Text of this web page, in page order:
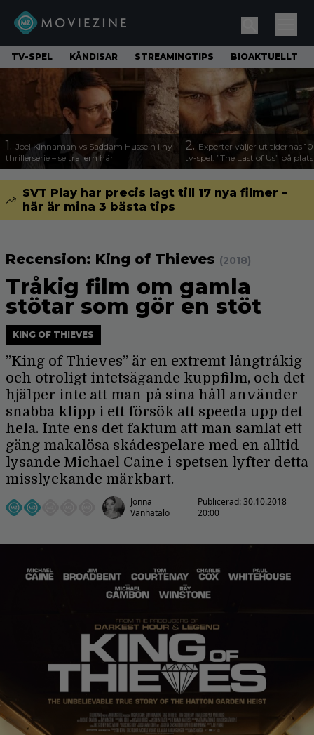
TV-SPEL KÄNDISAR STREAMINGTIPS BIOAKTUELLT
1. Joel Kinnaman vs Saddam Hussein i ny
thrillerserie – se trailern här
2. Experter väljer ut tidernas
tv-spel: ”The Last of Us” på
SVT Play har precis lagt till 17 nya filmer –
här är mina 3 bästa tips
Recension: King of Thieves (2018)
Tråkig film om gamla
stötar som gör en stöt
KING OF THIEVES
”King of Thieves” är en extremt långtråkig
och otroligt intetsägande kuppfilm, och det
hjälper inte att man på sina håll använder
snabba klipp i ett försök att speeda upp det
hela. Inte ens det faktum att man samlat ett
gäng makalösa skådespelare med en alltid
lysande Michael Caine i spetsen lyfter detta
misslyckande märkbart.
Jonna
Vanhatalo
Publicerad:30.10.2018
20:00